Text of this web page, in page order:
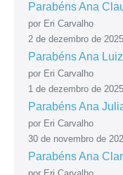
Parabéns Ana
por Eri Carvalho
2 de dezembro de 2025
Parabéns Ana
por Eri Carvalho
1 de dezembro de 2025
Parabéns Ana
por Eri Carvalho
30 de novembro de
Parabéns Ana